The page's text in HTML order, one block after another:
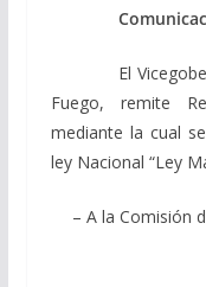
El
Fuego, remite
mediante la cual
ley Nacional “Ley
– A la Comisión